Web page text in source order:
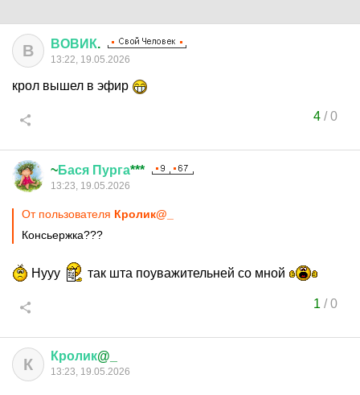
В ВОВИК.
13:22, 19.05.2026
крол вышел в эфир
4/0
~Бася Пурга***
13:23, 19.05.2026
От пользователя Кролик@_
Консьержка???
Нууу так шта поуважительней со мной
1 /0
К Кролик@_
13:23, 19.05.2026